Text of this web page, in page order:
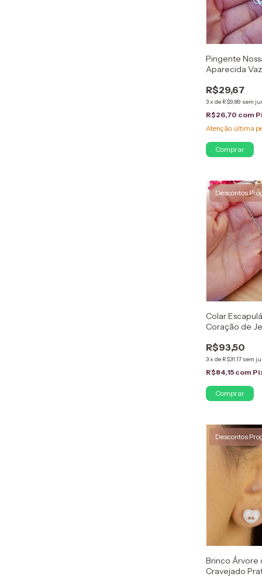
Pingente
Aparecida
R$29,67
3xde R$9,89 sem
R$26,70 com
Atenção, última
Descontos
Colar
Coração de
R$93,50
3xde R$31,17 sem
R$84,15 com
Descontos
Brinco Árvore
Cravejado